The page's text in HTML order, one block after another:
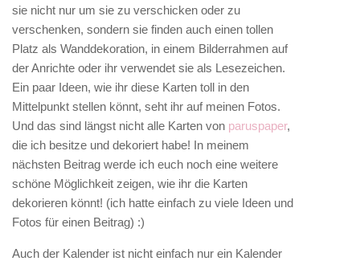
sie nicht nur um sie zu verschicken oder zu
verschenken, sondern sie finden auch einen tollen
Platz als Wanddekoration, in einem Bilderrahmen auf
der Anrichte oder ihr verwendet sie als Lesezeichen.
Ein paar Ideen, wie ihr diese Karten toll in den
Mittelpunkt stellen könnt, seht ihr auf meinen Fotos.
Und das sind längst nicht alle Karten von paruspaper,
die ich besitze und dekoriert habe! In meinem
nächsten Beitrag werde ich euch noch eine weitere
schöne Möglichkeit zeigen, wie ihr die Karten
dekorieren könnt! (ich hatte einfach zu viele Ideen und
Fotos für einen Beitrag) :)
Auch der Kalender ist nicht einfach nur ein Kalender